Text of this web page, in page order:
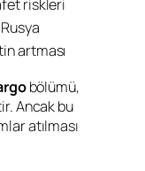
riskleri
artması
bölümü,
Ancak bu
atılması